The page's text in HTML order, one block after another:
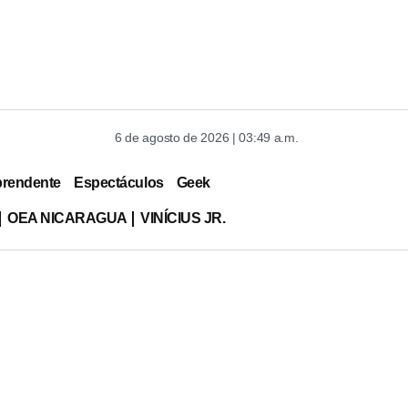
6 de agosto de 2026 | 03:49 a.m.
Espectáculos Geek
OEA NICARAGUA VINÍCIUS JR.